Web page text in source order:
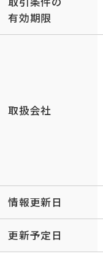
有効期限
取扱会社
情報更新日
更新予定日